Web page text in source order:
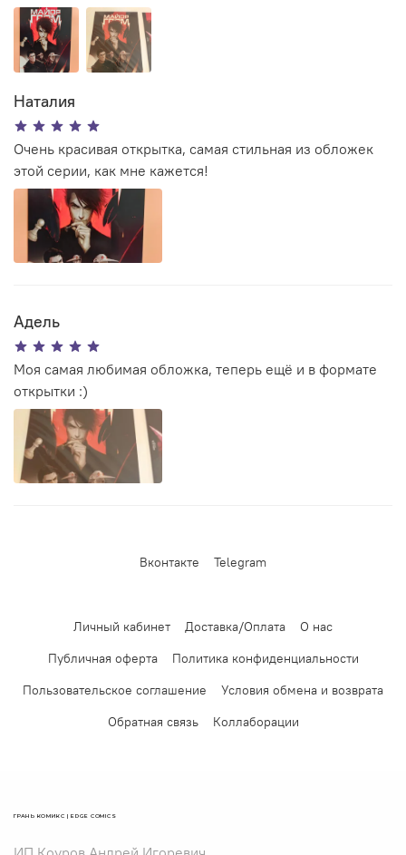
Наталия
Очень красивая открытка, самая стильная из обложек
этой серии, как мне кажется!
Адель
Моя самая любимая обложка, теперь ещё и в формате
открытки :)
Вконтакте Telegram
Личный кабинет Доставка/Оплата
О нас
Публичная оферта
Политика конфиденциальности
Пользовательское соглашение
Условия обмена и возврата
Обратная связь
Коллаборации
ГРАНЬ КОМИКС | EDGE COMICS